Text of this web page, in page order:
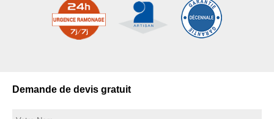
Demande de devis gratuit